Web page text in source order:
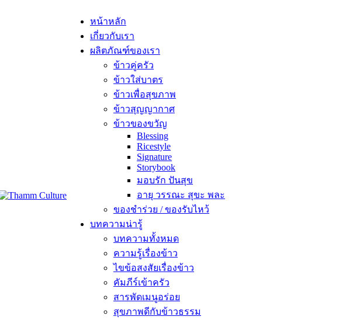
หน้าหลัก
เกี่ยวกับเรา
ผลิตภัณฑ์ของเรา
ข้าวคู่ครัว
ข้าวใส่บาตร
ข้าวเพื่อสุขภาพ
ข้าวสุญญากาศ
ข้าวของขวัญ
Blessing
Ricestyle
Signature
Storybook
มอบรัก ปันสุข
อายุ วรรณะ สุขะ พละ
ของชำร่วย / ของรับไหว้
บทความน่ารู้
บทความทั้งหมด
ความรู้เรื่องข้าว
ไขข้อสงสัยเรื่องข้าว
คัมภีร์เข้าครัว
สารพัดเมนูอร่อย
สุขภาพดีกับข้าวธรรม